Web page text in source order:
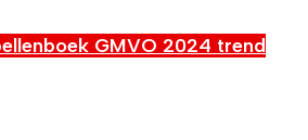
GMVO 2024 trend